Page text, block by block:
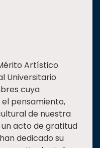
Artístico
Universitario
cuya
pensamiento,
de nuestra
un acto de gratitud
dedicado su